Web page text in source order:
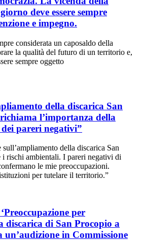
deve essere sempre
e impegno.
considerata un caposaldo della
la qualità del futuro di un territorio e,
sempre oggetto
della discarica San
l’importanza della
pareri negativi”
della discarica San
i rischi ambientali. I pareri negativi di
le mie preoccupazioni.
per tutelare il territorio.”
per
discarica di San Procopio a
un’audizione in Commissione